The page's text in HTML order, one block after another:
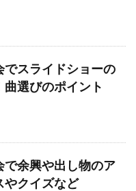
でスライドショーの
選びのポイント
で余興や出し物のア
やクイズなど